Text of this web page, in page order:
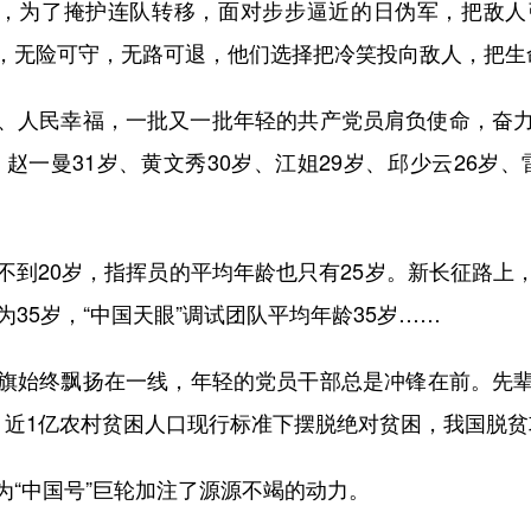
为了掩护连队转移，面对步步逼近的日伪军，把敌
无险可守，无路可退，他们选择把冷笑投向敌人，把
幸福，一批又一批年轻的共产党员肩负使命，奋
一曼31岁、黄文秀30岁、江姐29岁、邱少云26岁、
岁，指挥员的平均年龄也只有25岁。新长征路上
35岁，“中国天眼”调试团队平均年龄35岁……
终飘扬在一线，年轻的党员干部总是冲锋在前。先
1亿农村贫困人口现行标准下摆脱绝对贫困，我国脱
国号”巨轮加注了源源不竭的动力。